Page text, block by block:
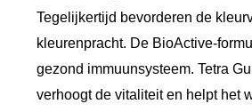
Tegelijkertijd bevorderen de
kleurenpracht. De BioActive-
gezond immuunsysteem. Tetra
verhoogt de vitaliteit en helpt het